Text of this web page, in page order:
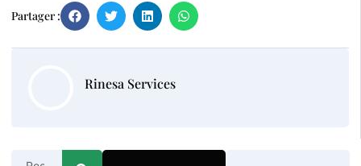
Partager :
Rinesa Services
Rechercher